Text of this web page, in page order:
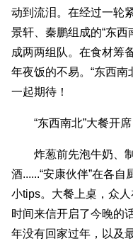
动到流泪。在经过一轮
景轩、秦鹏组成的“东西
成两两组队。在食材筹
年夜饭的不易。“东西
一起期待！
“东西南北”大餐开席
炸葱前先泡牛奶、制
酒......“安康伙伴”在各
小tips。大餐上桌，众
时间来信开启了今晚的
年没有回家过年，以及